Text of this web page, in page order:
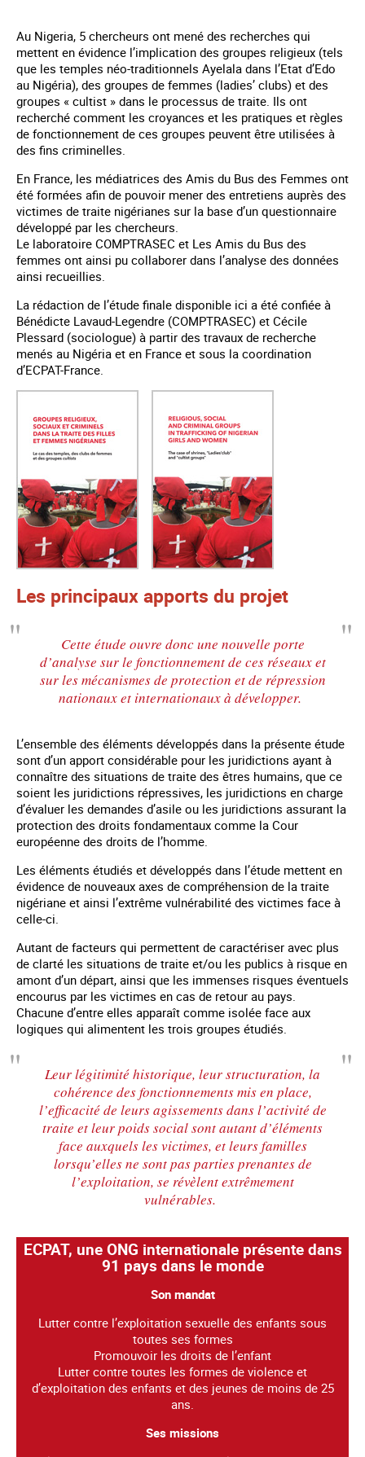
Au Nigeria, 5 chercheurs ont mené des recherches qui
mettent en évidence l’implication des groupes religieux (tels
que les temples néo-traditionnels Ayelala dans l’Etat d’Edo
au Nigéria), des groupes de femmes (ladies’ clubs) et des
groupes « cultist » dans le processus de traite. Ils ont
recherché comment les croyances et les pratiques et règles
de fonctionnement de ces groupes peuvent être utilisées à
des fins criminelles.
En France, les médiatrices des Amis du Bus des Femmes ont
été formées afin de pouvoir mener des entretiens auprès des
victimes de traite nigérianes sur la base d’un questionnaire
développé par les chercheurs.
Le laboratoire COMPTRASEC et Les Amis du Bus des
femmes ont ainsi pu collaborer dans l’analyse des données
ainsi recueillies.
La rédaction de l’étude finale disponible ici a été confiée à
Bénédicte Lavaud-Legendre (COMPTRASEC) et Cécile
Plessard (sociologue) à partir des travaux de recherche
menés au Nigéria et en France et sous la coordination
d’ECPAT-France.
Les principaux apports du projet
Cette étude ouvre donc une nouvelle porte
d’analyse sur le fonctionnement de ces réseaux et
sur les mécanismes de protection et de répression
nationaux et internationaux à développer.
L’ensemble des éléments développés dans la présente étude
sont d’un apport considérable pour les juridictions ayant à
connaître des situations de traite des êtres humains, que ce
soient les juridictions répressives, les juridictions en charge
d’évaluer les demandes d’asile ou les juridictions assurant la
protection des droits fondamentaux comme la Cour
européenne des droits de l’homme.
Les éléments étudiés et développés dans l’étude mettent en
évidence de nouveaux axes de compréhension de la traite
nigériane et ainsi l’extrême vulnérabilité des victimes face à
celle-ci.
Autant de facteurs qui permettent de caractériser avec plus
de clarté les situations de traite et/ou les publics à risque en
amont d’un départ, ainsi que les immenses risques éventuels
encourus par les victimes en cas de retour au pays.
Chacune d’entre elles apparaît comme isolée face aux
logiques qui alimentent les trois groupes étudiés.
Leur légitimité historique, leur structuration, la
cohérence des fonctionnements mis en place,
l’efficacité de leurs agissements dans l’activité de
traite et leur poids social sont autant d’éléments
face auxquels les victimes, et leurs familles
lorsqu’elles ne sont pas parties prenantes de
l’exploitation, se révèlent extrêmement
vulnérables.
ECPAT, une ONG internationale présente dans
91 pays dans le monde
Son mandat
Lutter contre l’exploitation sexuelle des enfants sous
toutes ses formes
Promouvoir les droits de l’enfant
Lutter contre toutes les formes de violence et
d’exploitation des enfants et des jeunes de moins de 25
ans.
Ses missions